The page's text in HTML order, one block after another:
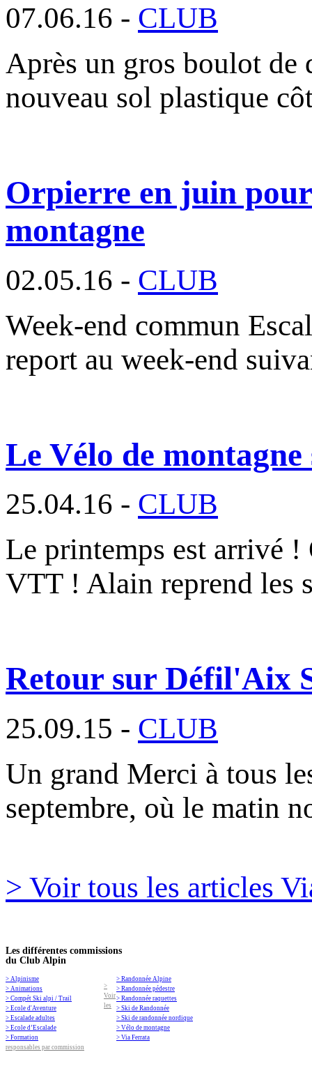
07.06.16 - CLUB
Après un gros boulot de
nouveau sol plastique
Orpierre en juin pour
montagne
02.05.16 - CLUB
Week-end commun
report au week-end
Le Vélo de montagne
25.04.16 - CLUB
Le printemps est arrivé !
VTT ! Alain reprend les
Retour sur Défil'Aix
25.09.15 - CLUB
Un grand Merci à tous
septembre, où le matin
> Voir tous les articles
Les différentes commissions
du Club Alpin
> Alpinisme
> Animations
> Compét Ski alpi / Trail
> Ecole d'Aventure
> Escalade adultes
> Ecole d’Escalade
> Formation
> Randonnée Alpine
> Randonnée pédestre
> Randonnée raquettes
> Ski de Randonnée
> Ski de randonnée nordique
> Vélo de montagne
> Via Ferrata
>
Voir
les
responsables par commission